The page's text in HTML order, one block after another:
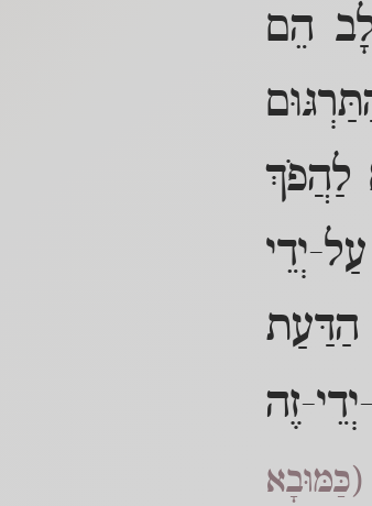
הֵם
לַהֲפֹךְ
יְדֵי
זֶה
(כַּמּוּבָא